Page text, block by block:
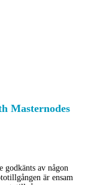
Masternodes
av någon
är ensam